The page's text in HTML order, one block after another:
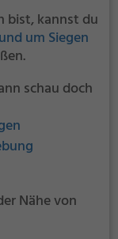
bist, kannst du
um Siegen
schau doch
Nähe von